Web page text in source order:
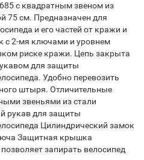
с квадратным звеном из
75 см. Предназначен для
и его частей от кражи и
с 2-мя ключами и уровнем
риске кражи. Цепь закрыта
для защиты
Удобно перевозить
штыря. Отличительные
звеньями из стали
рукав для защиты
Цилиндрический замок
Защитная крышка
запирать велосипед